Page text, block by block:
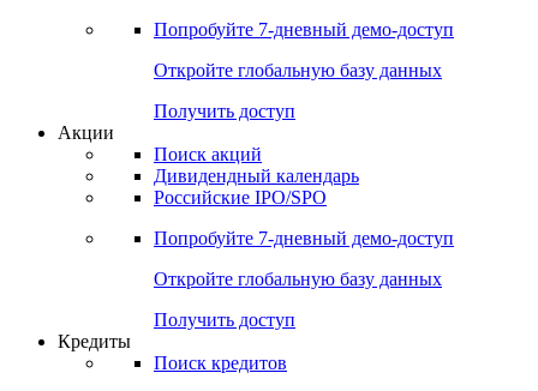
Попробуйте 7-дневный демо-доступ
Откройте глобальную базу данных
Получить доступ
Акции
Поиск акций
Дивидендный календарь
Российские IPO/SPO
Попробуйте 7-дневный демо-доступ
Откройте глобальную базу данных
Получить доступ
Кредиты
Поиск кредитов